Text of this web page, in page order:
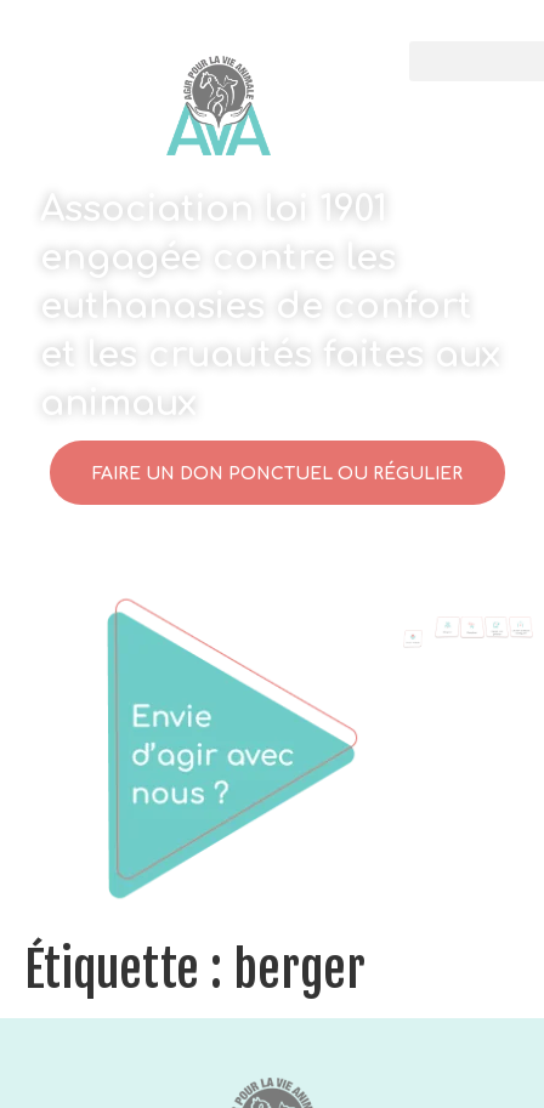
Association loi 1901
engagée contre les
euthanasies de confort
et les cruautés faites aux
animaux
FAIRE UN DON PONCTUEL OU RÉGULIER
Étiquette : berger